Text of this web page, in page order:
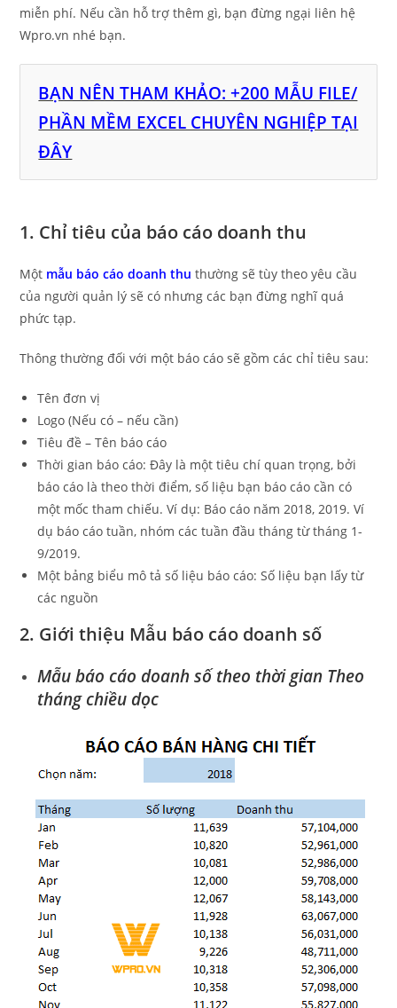
miễn phí. Nếu cần hỗ trợ thêm gì, bạn đừng ngại liên hệ
Wpro.vn nhé bạn.
BẠN NÊN THAM KHẢO: +200 MẪU FILE/
PHẦN MỀM EXCEL CHUYÊN NGHIỆP TẠI
ĐÂY
1. Chỉ tiêu của báo cáo doanh thu
Một mẫu báo cáo doanh thu thường sẽ tùy theo yêu cầu
của người quản lý sẽ có nhưng các bạn đừng nghĩ quá
phức tạp.
Thông thường đối với một báo cáo sẽ gồm các chỉ tiêu sau:
Tên đơn vị
Logo (Nếu có – nếu cần)
Tiêu đề – Tên báo cáo
Thời gian báo cáo: Đây là một tiêu chí quan trọng, bởi
báo cáo là theo thời điểm, số liệu bạn báo cáo cần có
một mốc tham chiếu. Ví dụ: Báo cáo năm 2018, 2019. Ví
dụ báo cáo tuần, nhóm các tuần đầu tháng từ tháng 1-
9/2019.
Một bảng biểu mô tả số liệu báo cáo: Số liệu bạn lấy từ
các nguồn
2. Giới thiệu Mẫu báo cáo doanh số
Mẫu báo cáo doanh số theo thời gian Theo
tháng chiều dọc